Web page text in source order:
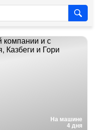
На машине
4 дня